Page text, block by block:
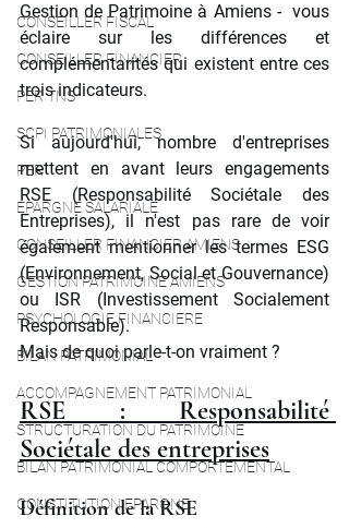
CONSEILLER FISCAL
CONSEILLER FINANCIER
PER TNS
SCPI PATRIMONIALES
PER
EPARGNE SALARIALE
CONSEILLER FINANCIER AMIENS
GESTION PATRIMOINE AMIENS
PSYCHOLOGIE FINANCIERE
BILAN PATRIMONIAL
ACCOMPAGNEMENT PATRIMONIAL
STRUCTURATION DU PATRIMOINE
BILAN PATRIMONIAL COMPORTEMENTAL
CONSTITUTION EPARGNE
Gestion de Patrimoine à Amiens -  vous
éclaire sur les différences et
complémentarités qui existent entre ces
trois indicateurs.
Si aujourd'hui, nombre d'entreprises
mettent en avant leurs engagements
RSE (Responsabilité Sociétale des
Entreprises), il n'est pas rare de voir
également mentionner les termes ESG
(Environnement, Social et Gouvernance)
ou ISR (Investissement Socialement
Responsable).
Mais de quoi parle-t-on vraiment ?
RSE : Responsabilité
Sociétale des entreprises
Définition de la RSE